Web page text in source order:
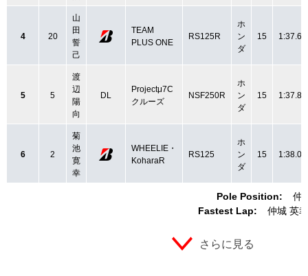
Pole Position:
仲
Fastest Lap:
仲城 英幸
4 20
山
田
誓
己
TEAM
PLUS ONE
RS125R
ホ
ン
ダ
15
5 5
渡
辺
陽
向
DL
Projectμ7C
クルーズ
NSF250R
ホ
ン
ダ
15
6 2
菊
池
寛
幸
WHEELIE・
KoharaR
RS125
ホ
ン
ダ
15
さらに見る